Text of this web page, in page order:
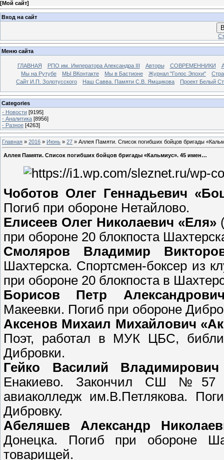
[Мой сайт]
Вход на сайт
Меню сайта
ГЛАВНАЯ РПО им. Императора Александра III Авторы СОВРЕМЕННИКИ
Мы на Рутубе
МЫ ВКонтакте Мы в Бастионе Журнал "Голос Эпохи"
Сайт И.П. Золотусского
Наш Савва. Памяти С.В. Ямщикова Проект Белый
Categories
- Новости [9195]
- Аналитика [8956]
- Разное [4263]
Главная » 2016 » Июнь » 27 » Аллея Памяти. Список погибших бойцов бригады
Аллея Памяти. Список погибших бойцов бригады «Кальмиус». 45 имен…
Чоботов Олег Геннадьевич
Погиб при обороне Нетайлово.
Елисеев Олег Николаевич «Еля»
при обороне 20 блокпоста
Смоляров Владимир
Шахтерска. Спортсмен-боксер из
при обороне 20 блокпоста в
Борисов Петр
Макеевки. Погиб при обороне
Аксенов Михаил Михайлович
Поэт, работал в МУК ЦБС,
Дибровки.
Гейко Василий Владимирович
Енакиево. Закончил СШ №57
авиаколледж им.В.Петлякова.
Дибровку.
Абеляшев Александр
Донецка. Погиб при обороне
товарищей.